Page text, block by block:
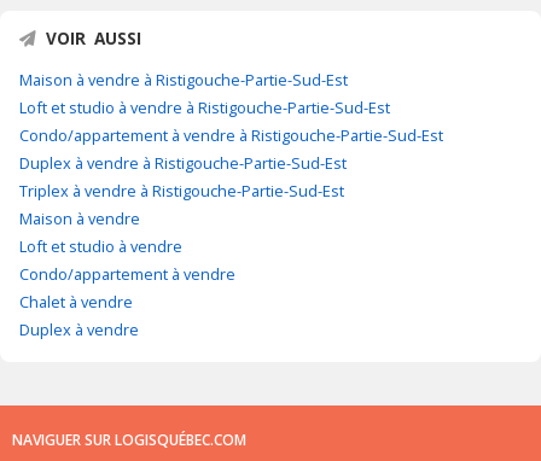
VOIR AUSSI
Maison à vendre à Ristigouche-Partie-Sud-Est
Loft et studio à vendre à Ristigouche-Partie-Sud-Est
Condo/appartement à vendre à Ristigouche-Partie-Sud-Est
Duplex à vendre à Ristigouche-Partie-Sud-Est
Triplex à vendre à Ristigouche-Partie-Sud-Est
Maison à vendre
Loft et studio à vendre
Condo/appartement à vendre
Chalet à vendre
Duplex à vendre
NAVIGUER SUR LOGISQUÉBEC.COM